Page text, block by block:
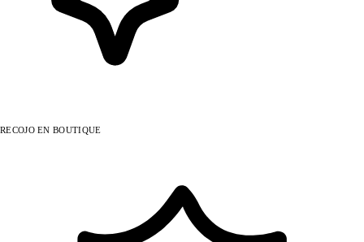
RECOJO EN BOUTIQUE